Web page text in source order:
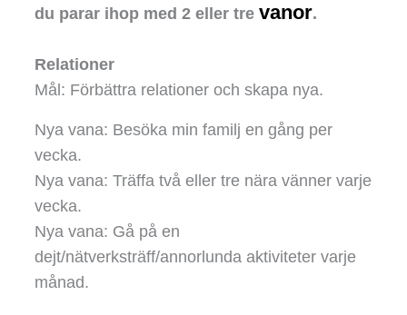
du parar ihop med 2 eller tre vanor.
Relationer
Mål: Förbättra relationer och skapa nya.
Nya vana: Besöka min familj en gång per
vecka.
Nya vana: Träffa två eller tre nära vänner varje
vecka.
Nya vana: Gå på en
dejt/nätverksträff/annorlunda aktiviteter varje
månad.